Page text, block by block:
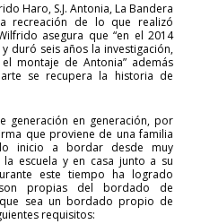
Haro, S.J. Antonia, La Bandera
recreación de lo que realizó
asegura que “en el 2014
duró seis años la investigación,
montaje de Antonia” además
se recupera la historia de
generación en generación, por
que proviene de una familia
inicio a bordar desde muy
escuela y en casa junto a su
este tiempo ha logrado
propias del bordado de
sea un bordado propio de
requisitos: